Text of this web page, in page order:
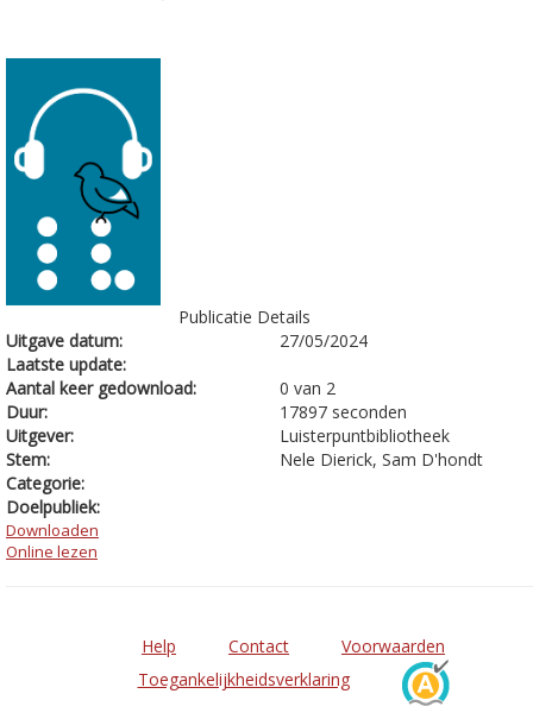
Publicatie Details
Uitgave datum:
27/05/2024
Laatste update:
Aantal keer gedownload:
0 van 2
Duur:
17897 seconden
Uitgever:
Luisterpuntbibliotheek
Stem:
Nele Dierick, Sam D'hondt
Categorie:
Doelpubliek:
Downloaden
Online lezen
Help Contact
Voorwaarden
Toegankelijkheidsverklaring